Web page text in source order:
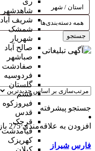
شاهدشهر
شریف آباد
شمشک
شهریار
صالح آباد
صباشهر
صفادشت
فردوسیه
گلستان
فشم
فیروزکوه
قدس
قرچک
قیامدشت
کهریزک
جستجو
جستجو پیشرفته
افزودن به علاقه‌مندی 275 بازدید
فارس شیراز